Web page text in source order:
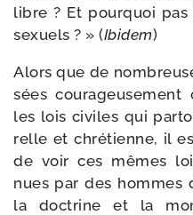
libre ? Et pour­quoi
sexuels ? » (Ibidem)
Alors que de
sées
les lois civiles qui
relle et chré­tienne, il
de voir ces mêmes
nues par des hommes
la doc­trine et la